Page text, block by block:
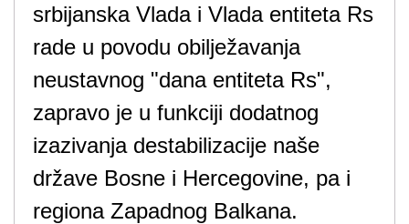
srbijanska Vlada i Vlada entiteta Rs
rade u povodu obilježavanja
neustavnog "dana entiteta Rs",
zapravo je u funkciji dodatnog
izazivanja destabilizacije naše
države Bosne i Hercegovine, pa i
regiona Zapadnog Balkana.